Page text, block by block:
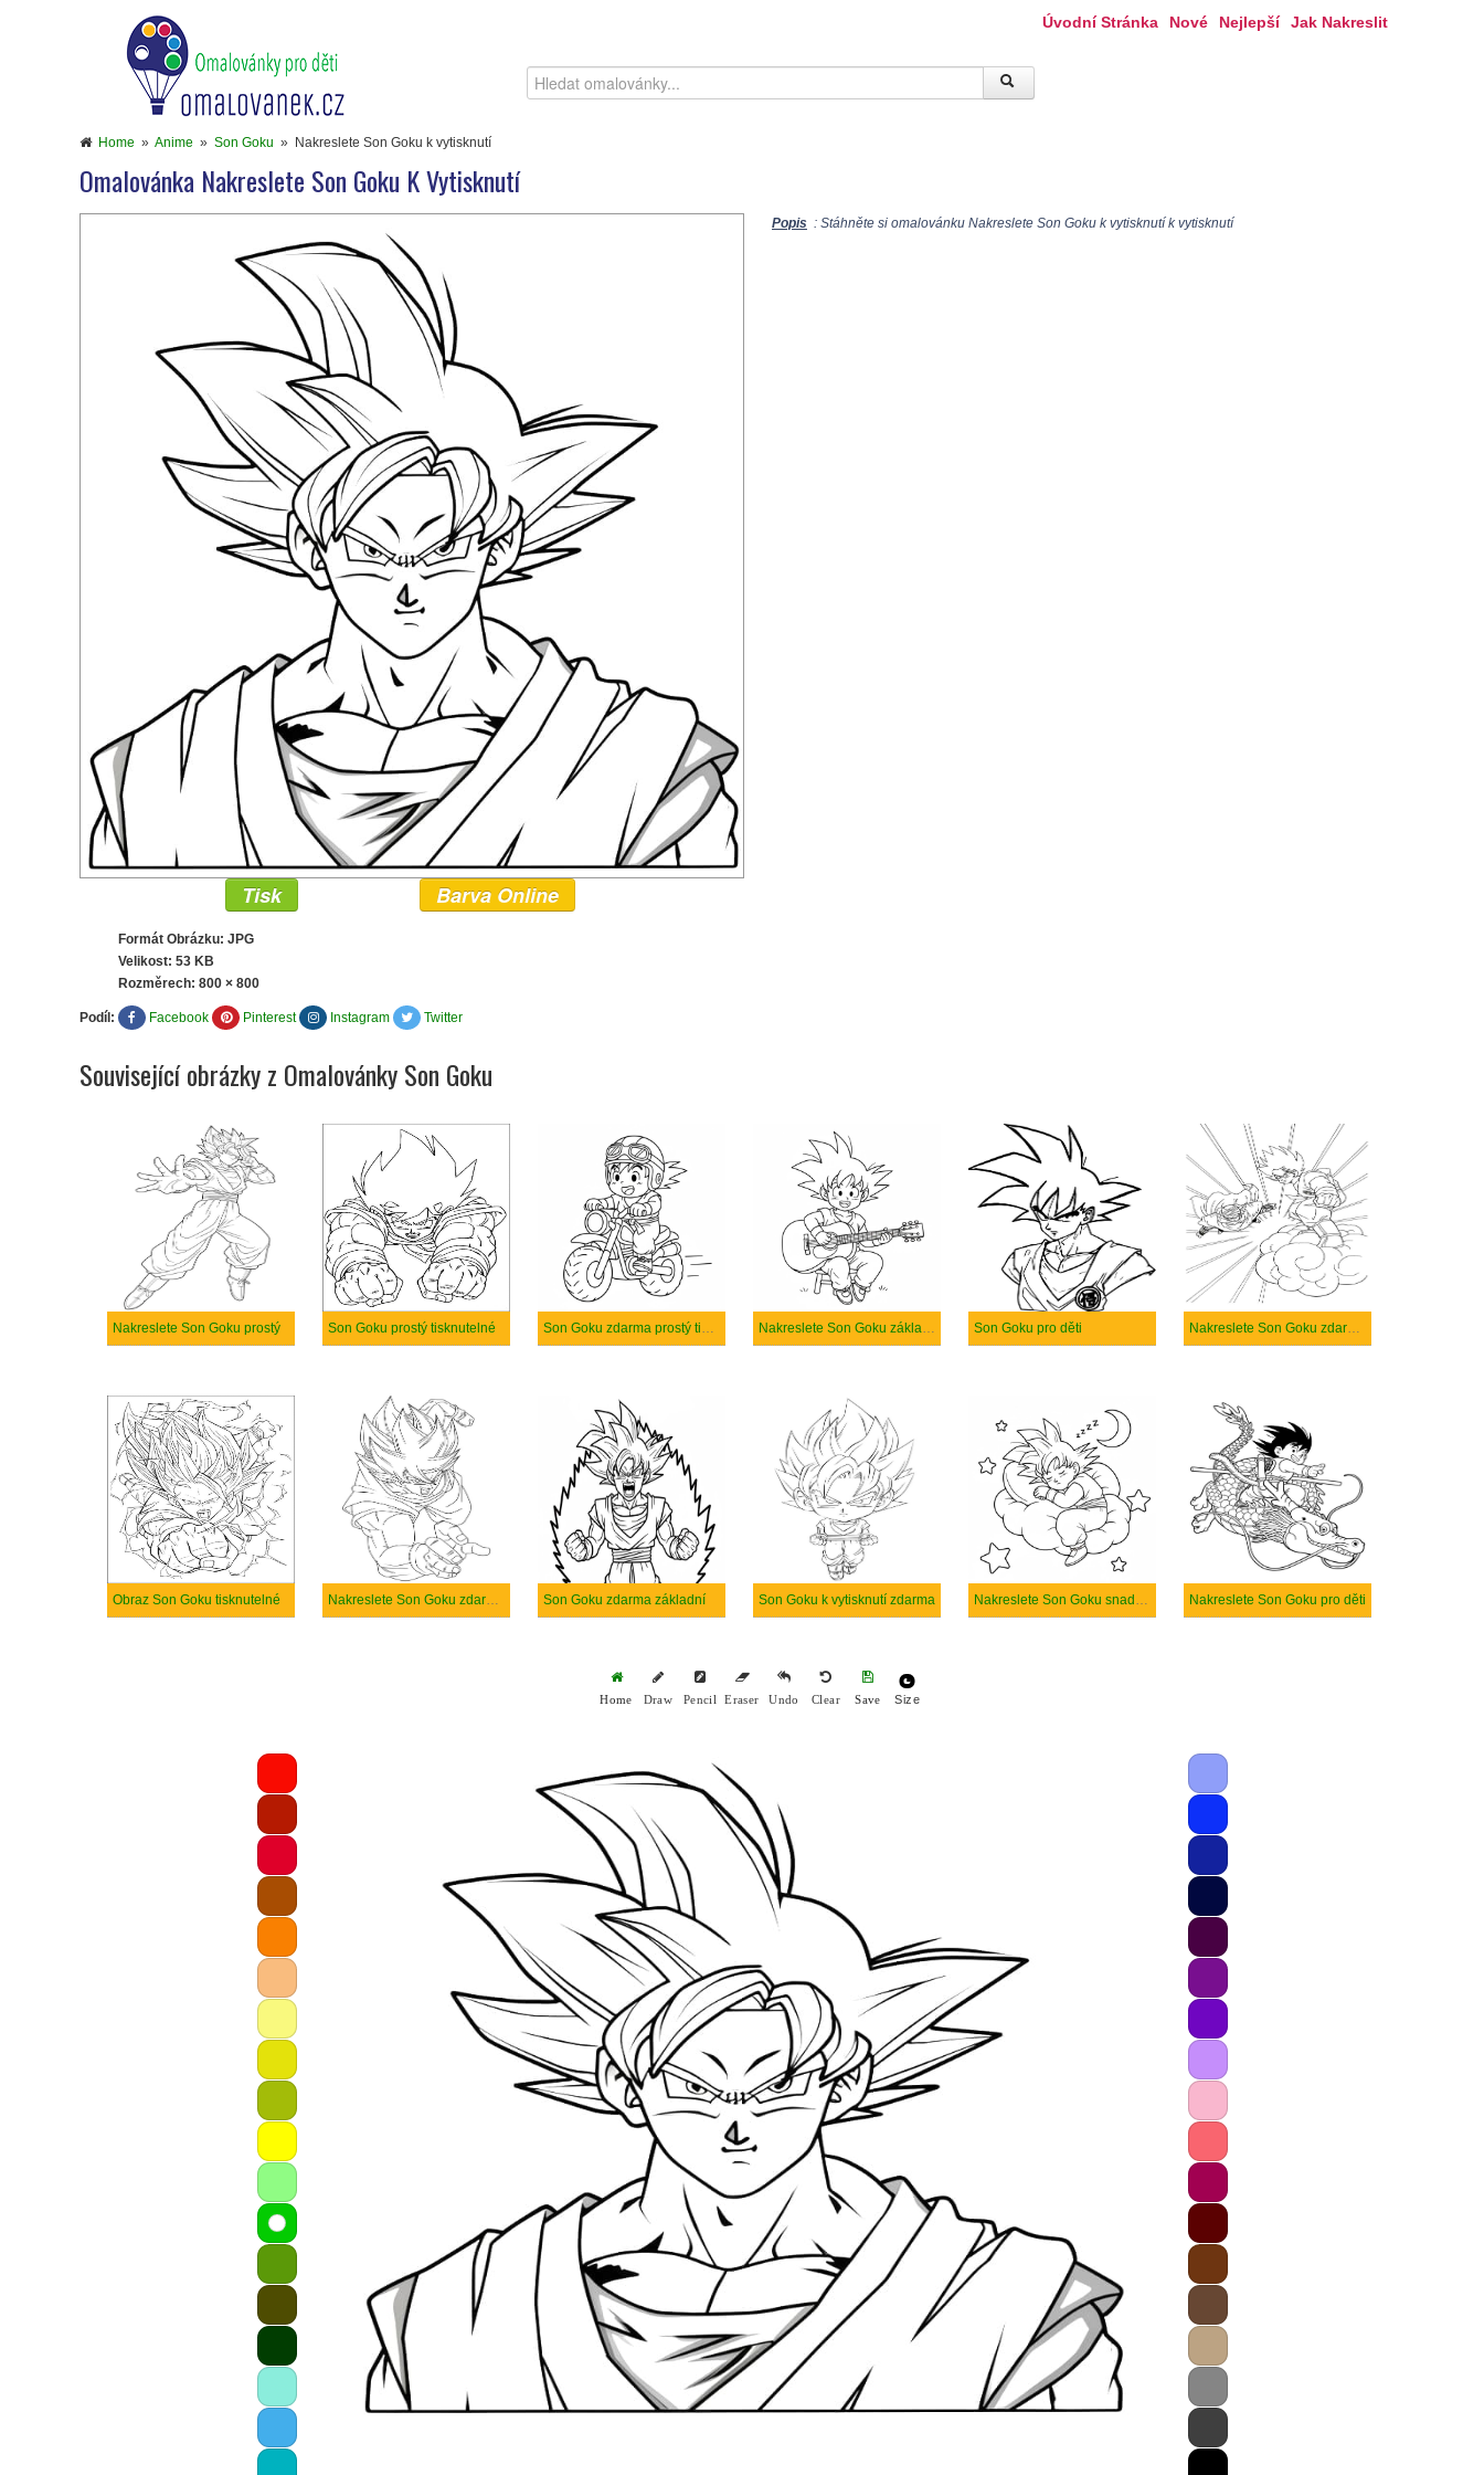
Úvodní Stránka Nové Nejlepší Jak Nakreslit
Home » Anime » Son Goku » Nakreslete Son Goku k vytisknutí
Omalovánka Nakreslete Son Goku K Vytisknutí
Popis : Stáhněte si omalovánku Nakreslete Son Goku k vytisknutí k vytisknutí
Tisk Barva Online
Formát Obrázku: JPG
Velikost: 53 KB
Rozměrech: 800 × 800
Podíl: Facebook Pinterest Instagram Twitter
Související obrázky z Omalovánky Son Goku
Nakreslete Son Goku prostý Son Goku prostý tisknutelné Son Goku zdarma prostý tisknutelné Nakreslete Son Goku základní tisknutelné Son Goku pro děti Nakreslete Son Goku zdarma snadný
Obraz Son Goku tisknutelné Nakreslete Son Goku zdarma snadný tisknutelné Son Goku zdarma základní Son Goku k vytisknutí zdarma Nakreslete Son Goku snadný tisknutelné Nakreslete Son Goku pro děti
Home Draw Pencil Eraser Undo Clear Save Size